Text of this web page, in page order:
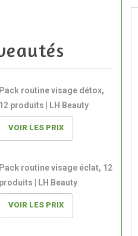
Pack routine visage détox,
12 produits | LH Beauty
VOIR LES PRIX
Pack routine visage éclat, 12
produits | LH Beauty
VOIR LES PRIX